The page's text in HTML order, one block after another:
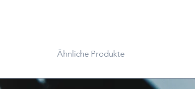
Ähnliche Produkte